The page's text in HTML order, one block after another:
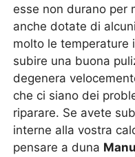
esse non durano per
anche dotate di
molto le temperature
subire una buona
degenera
che ci siano dei
riparare. Se avete
interne alla vostra
pensare a duna